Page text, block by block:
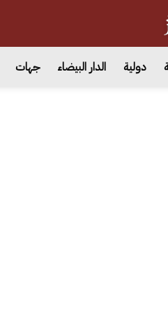
دولية الدار البيضاء جهات